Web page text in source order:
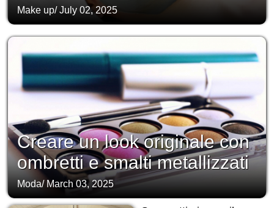
Make up/July 02, 2025
Creare un look originale con
ombretti e smalti metallizzati
Moda/ March 03, 2025